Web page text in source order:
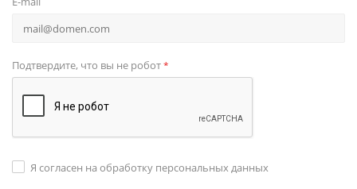
Подтвердите, что вы не робот*
Я согласен на обработку персональных данных